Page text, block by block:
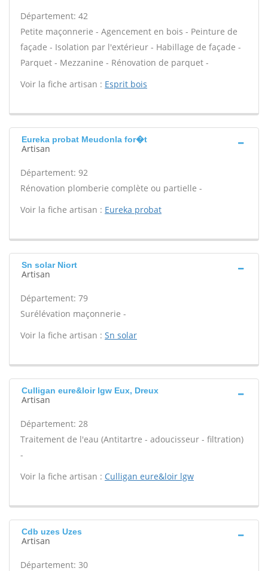
Département: 42
Petite maçonnerie - Agencement en bois - Peinture de
façade - Isolation par l'extérieur - Habillage de façade -
Parquet - Mezzanine - Rénovation de parquet -
Voir la fiche artisan : Esprit bois
Eureka probat Meudonla for�t
Artisan
Département: 92
Rénovation plomberie complète ou partielle -
Voir la fiche artisan : Eureka probat
Sn solar Niort
Artisan
Département: 79
Surélévation maçonnerie -
Voir la fiche artisan : Sn solar
Culligan eure&loir lgw Eux, Dreux
Artisan
Département: 28
Traitement de l'eau (Antitartre - adoucisseur - filtration)
-
Voir la fiche artisan : Culligan eure&loir lgw
Cdb uzes Uzes
Artisan
Département: 30